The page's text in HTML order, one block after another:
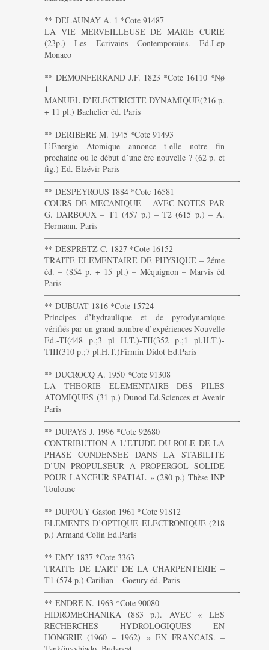
———————————————————————-
** DELAUNAY A. 1 *Cote 91487
LA VIE MERVEILLEUSE DE MARIE CURIE
(23p.) Les Ecrivains Contemporains. Ed.Lep
Monaco
———————————————————————-
** DEMONFERRAND J.F. 1823 *Cote 16110 *Nø
1
MANUEL D’ELECTRICITE DYNAMIQUE(216 p.
+ 11 pl.) Bachelier éd. Paris
———————————————————————-
** DERIBERE M. 1945 *Cote 91493
L’Energie Atomique annonce t-elle notre fin
prochaine ou le début d’une ère nouvelle ? (62 p. et
fig.) Ed. Elzévir Paris
———————————————————————-
** DESPEYROUS 1884 *Cote 16581
COURS DE MECANIQUE – AVEC NOTES PAR
G. DARBOUX – T1 (457 p.) – T2 (615 p.) – A.
Hermann. Paris
———————————————————————-
** DESPRETZ C. 1827 *Cote 16152
TRAITE ELEMENTAIRE DE PHYSIQUE – 2éme
éd. – (854 p. + 15 pl.) – Méquignon – Marvis éd
Paris
———————————————————————-
** DUBUAT 1816 *Cote 15724
Principes d’hydraulique et de pyrodynamique
vérifiés par un grand nombre d’expériences Nouvelle
Ed.-TI(448 p.;3 pl H.T.)-TII(352 p.;1 pl.H.T.)-
TIII(310 p.;7 pl.H.T.)Firmin Didot Ed.Paris
———————————————————————-
** DUCROCQ A. 1950 *Cote 91308
LA THEORIE ELEMENTAIRE DES PILES
ATOMIQUES (31 p.) Dunod Ed.Sciences et Avenir
Paris
———————————————————————-
** DUPAYS J. 1996 *Cote 92680
CONTRIBUTION A L’ETUDE DU ROLE DE LA
PHASE CONDENSEE DANS LA STABILITE
D’UN PROPULSEUR A PROPERGOL SOLIDE
POUR LANCEUR SPATIAL » (280 p.) Thèse INP
Toulouse
———————————————————————-
** DUPOUY Gaston 1961 *Cote 91812
ELEMENTS D’OPTIQUE ELECTRONIQUE (218
p.) Armand Colin Ed.Paris
———————————————————————-
** EMY 1837 *Cote 3363
TRAITE DE L’ART DE LA CHARPENTERIE –
T1 (574 p.) Carilian – Goeury éd. Paris
———————————————————————-
** ENDRE N. 1963 *Cote 90080
HIDROMECHANIKA (883 p.). AVEC « LES
RECHERCHES HYDROLOGIQUES EN
HONGRIE (1960 – 1962) » EN FRANCAIS. –